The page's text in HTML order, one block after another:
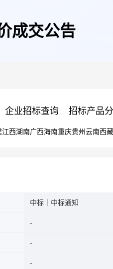
成交公告
企业招标查询 招标产品
江西湖南广西海南重庆贵州 云南西藏
中标｜中标通知